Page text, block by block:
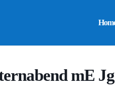
mE